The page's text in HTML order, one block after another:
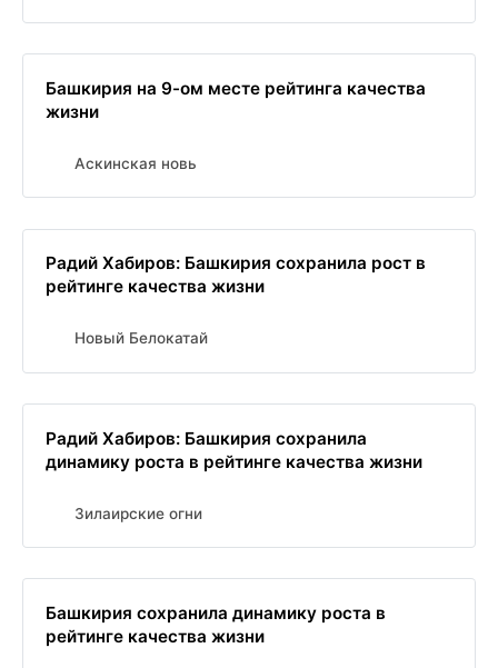
Башкирия на 9-ом месте рейтинга качества
жизни
Аскинская новь
Радий Хабиров: Башкирия сохранила рост в
рейтинге качества жизни
Новый Белокатай
Радий Хабиров: Башкирия сохранила
динамику роста в рейтинге качества жизни
Зилаирские огни
Башкирия сохранила динамику роста в
рейтинге качества жизни